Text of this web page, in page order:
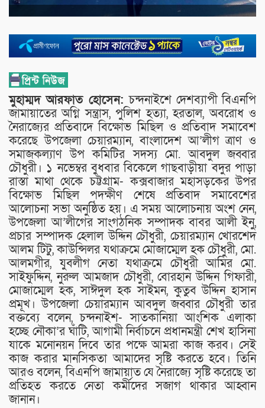
মুহাম্মদ আরফাত হোসেন:চন্দনাইশে দেশব্যাপী বিএনপি
জামায়াতের অগ্নি সন্ত্রাস, পুলিশ হত্যা, হরতাল, অবরোধ ও
নৈরাজ্যের প্রতিবাদে বিক্ষোভ মিছিল ও প্রতিবাদ সমাবেশ
করেছে উপজেলা চেয়ারম্যান, বাংলাদেশ আ’লীগ ত্রাণ ও
সমাজকল্যাণ উপ কমিটির সদস্য মো. আবদুল জব্বার
চৌধুরী। ১ নভেম্বর বুধবার বিকেলে গাছবাড়ীয়া বদুর পাড়া
রাস্তা মাথা থেকে চট্টগ্রাম- কক্সবাজার মহাসড়কের উপর
বিক্ষোভ মিছিল পদক্ষীণ শেষে প্রতিবাদ সমাবেশের
আলোচনা সভা অনুষ্ঠিত হয়। এ সময় আলোচনায় অংশ নেন,
উপজেলা আ’লীগের সাংগঠনিক সম্পাদক বাবর আলী ইনু,
প্রচার সম্পাদক হেলাল উদ্দিন চৌধুরী, চেয়ারম্যান খোরশেদ
আলম টিটু, কাউন্সিলর যথাক্রমে মোজাম্মেল হক চৌধুরী, মো.
আলমগীর, যুবলীগ নেতা যথাক্রমে চৌধুরী আমির মো.
সাইফুদ্দিন, নুরুল আমজাদ চৌধুরী, বোরহান উদ্দিন গিফারী,
মোজাম্মেল হক, সাঈদুল হক সাইমন, কুতুব উদ্দিন হাসান
প্রমূখ। উপজেলা চেয়ারম্যান আবদুল জব্বার চৌধুরী তার
বক্তব্যে বলেন, চন্দনাইশ- সাতকানিয়া আংশিক এলাকা
হচ্ছে নৌকা’র ঘাঁটি, আগামী নির্বাচনে প্রধানমন্ত্রী শেখ হাসিনা
যাকে মনোনয়ন দিবে তার পক্ষে আমরা কাজ করব। সেই
কাজ করার মানসিকতা আমাদের সৃষ্টি করতে হবে। তিনি
আরও বলেন, বিএনপি জামায়াত যে নৈরাজ্যে সৃষ্টি করেছে তা
প্রতিহত করতে নেতা কর্মীদের সজাগ থাকার আহ্বান
জানান।